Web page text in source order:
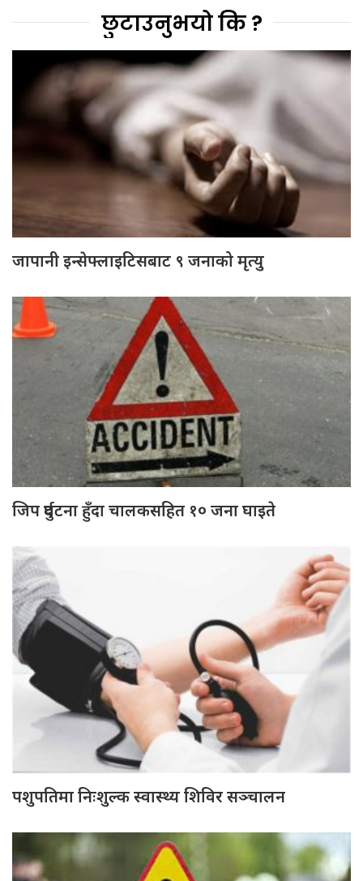
छुटाउनुभयो कि ?
जापानी इन्सेफ्लाइटिसबाट ९ जनाको मृत्यु
जिप दुर्घटना हुँदा चालकसहित १० जना घाइते
पशुपतिमा निःशुल्क स्वास्थ्य शिविर सञ्चालन